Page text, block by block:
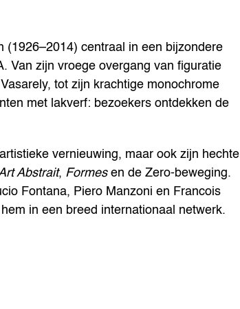
centraal in een bijzondere
Van zijn vroege overgang van figuratie
tot zijn krachtige monochrome
met lakverf: bezoekers ontdekken de
vernieuwing, maar ook zijn hechte
Abstrait, Formesen de Zero-beweging.
Fontana, Piero Manzoni en Francois
in een breed internationaal netwerk.